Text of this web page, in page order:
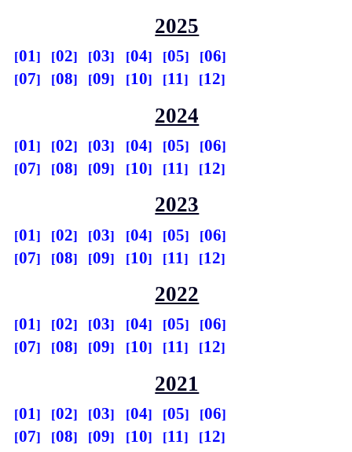
2025
01 02 03 04 05
06
07
08 09 10 11 12
2024
01 02 03 04 05
06
07
08 09 10 11 12
2023
01 02 03 04 05
06
07
08 09 10 11 12
2022
01 02 03 04 05
06
07
08 09 10 11 12
2021
01 02 03 04 05
06
07
08 09 10 11 12